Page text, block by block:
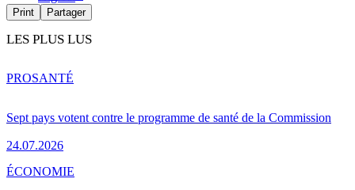
Print Partager
LES PLUS LUS
Sept pays votent contre le programme de santé de la Commission
24.07.2026
PROSANTÉ
ÉCONOMIE